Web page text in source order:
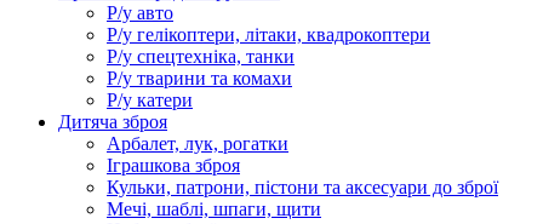
Р/у авто
Р/у гелікоптери, літаки, квадрокоптери
Р/у спецтехніка, танки
Р/у тварини та комахи
Р/у катери
Дитяча зброя
Арбалет, лук, рогатки
Іграшкова зброя
Кульки, патрони, пістони та аксесуари до зброї
Мечі, шаблі, шпаги, щити